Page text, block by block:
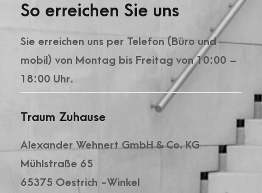
So erreichen Sie uns
Sie erreichen uns per Telefon (Büro und
mobil) von Montag bis Freitag von 10:00 –
18:00 Uhr.
Traum Zuhause
Alexander Wehnert GmbH & Co. KG
Mühlstraße 65
65375 Oestrich -Winkel